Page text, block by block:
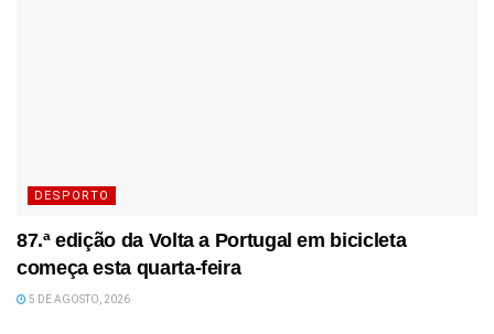
DESPORTO
87.ª edição da Volta a Portugal em bicicleta
começa esta quarta-feira
5 DE AGOSTO, 2026